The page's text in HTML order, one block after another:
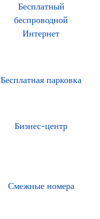
Бесплатный
беспроводной
Интернет
Бесплатная парковка
Бизнес-центр
Смежные номера